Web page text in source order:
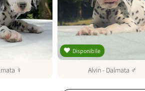
♀
Disponibile
Alvin- Dalmata ♂